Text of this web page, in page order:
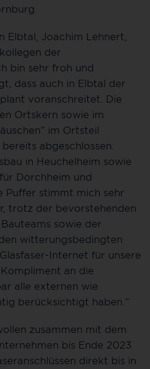
Elbtal, Joachim Lehnert,
der
bin sehr froh und
dass auch in Elbtal der
voranschreitet. Die
Ortskern sowie im
im Ortsteil
abgeschlossen.
in Heuchelheim sowie
Dorchheim und
Puffer stimmt mich sehr
trotz der bevorstehenden
sowie der
witterungsbedingten
Internet für unsere
an die
alle externen wie
berücksichtigt haben.“
zusammen mit dem
bis Ende 2023
direkt bis in